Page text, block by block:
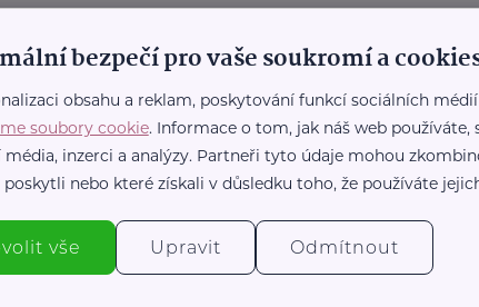
(nejen)pro prarodiče
bezpečí pro vaše soukromí a
obsahu a reklam, poskytování funkcí sociálních
soubory cookie. Informace o tom, jak náš web
média, inzerci a analýzy. Partneři tyto údaje mohou
nebo které získali v důsledku toho, že používáte
vše Upravit Odmítnout